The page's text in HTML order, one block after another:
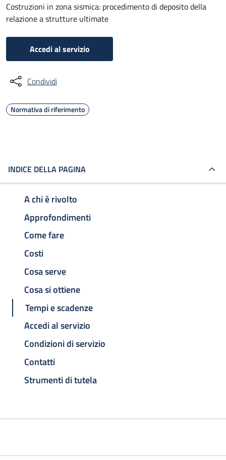
Costruzioni in zona sismica: procedimento di deposito della
relazione a strutture ultimate
Accedi al servizio
Condividi
Normativa di riferimento
INDICE DELLA PAGINA
A chi è rivolto
Approfondimenti
Come fare
Costi
Cosa serve
Cosa si ottiene
Tempi e scadenze
Accedi al servizio
Condizioni di servizio
Contatti
Strumenti di tutela